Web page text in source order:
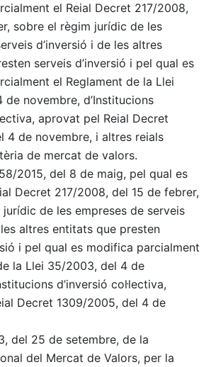
el Reial Decret 217/2008,
sobre el règim jurídic de les
d’inversió i de les altres
serveis d’inversió i pel qual es
el Reglament de la Llei
novembre, d’Institucions
aprovat pel Reial Decret
4 de novembre, i altres reials
de mercat de valors.
2015, del 8 de maig, pel qual es
Decret 217/2008, del 15 de febrer,
de les empreses de serveis
altres entitats que presten
i pel qual es modifica parcialment
la Llei 35/2003, del 4 de
d’inversió col·lectiva,
Decret 1309/2005, del 4 de
del 25 de setembre, de la
del Mercat de Valors, per la